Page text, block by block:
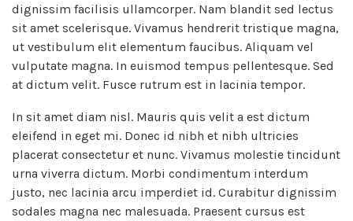
dignissim facilisis ullamcorper. Nam blandit sed lectus
sit amet scelerisque. Vivamus hendrerit tristique magna,
ut vestibulum elit elementum faucibus. Aliquam vel
vulputate magna. In euismod tempus pellentesque. Sed
at dictum velit. Fusce rutrum est in lacinia tempor.
In sit amet diam nisl. Mauris quis velit a est dictum
eleifend in eget mi. Donec id nibh et nibh ultricies
placerat consectetur et nunc. Vivamus molestie tincidunt
urna viverra dictum. Morbi condimentum interdum
justo, nec lacinia arcu imperdiet id. Curabitur dignissim
sodales magna nec malesuada. Praesent cursus est